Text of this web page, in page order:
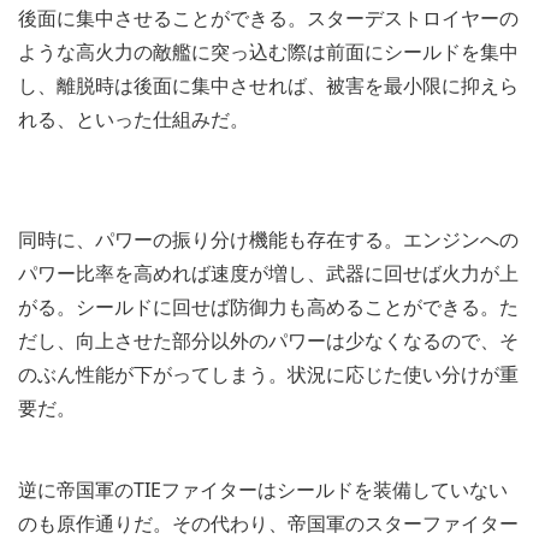
後面に集中させることができる。スターデストロイヤーの
ような高火力の敵艦に突っ込む際は前面にシールドを集中
し、離脱時は後面に集中させれば、被害を最小限に抑えら
れる、といった仕組みだ。
同時に、パワーの振り分け機能も存在する。エンジンへの
パワー比率を高めれば速度が増し、武器に回せば火力が上
がる。シールドに回せば防御力も高めることができる。た
だし、向上させた部分以外のパワーは少なくなるので、そ
のぶん性能が下がってしまう。状況に応じた使い分けが重
要だ。
逆に帝国軍のTIEファイターはシールドを装備していない
のも原作通りだ。その代わり、帝国軍のスターファイター